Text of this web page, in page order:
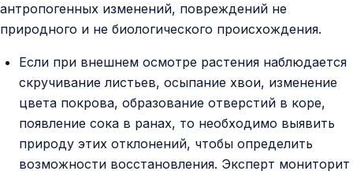
антропогенных изменений, повреждений не
природного и не биологического происхождения.
Если при внешнем осмотре растения наблюдается
скручивание листьев, осыпание хвои, изменение
цвета покрова, образование отверстий в коре,
появление сока в ранах, то необходимо выявить
природу этих отклонений, чтобы определить
возможности восстановления. Эксперт мониторит